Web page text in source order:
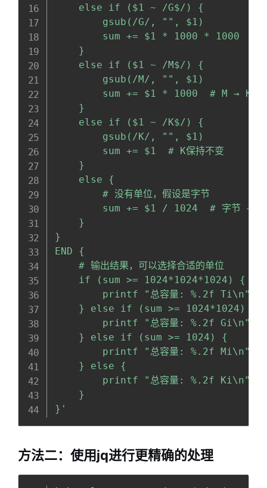
    else if ($1 ~ /G$/) {
        gsub(/G/, "", $1)
sum += $1 * 1000 * 1000  #
    }
    else if ($1 ~ /M$/) {
        gsub(/M/, "", $1)
sum += $1 * 1000  # M → K (
    }
    else if ($1 ~ /K$/) {
        gsub(/K/, "", $1)
        sum += $1  # K保持不变
    }
    else {
        # 没有单位，假设是字节
sum += $1 / 1024  # 字节 →
    }
}
END {
    # 输出结果，可以选择合适的单位
    if (sum >= 1024*1024*1024) {
printf "总容量: %.2f Ti\n",
    } else if (sum >= 1024*1024) {
printf "总容量: %.2f Gi\n",
    } else if (sum >= 1024) {
printf "总容量: %.2f Mi\n",
    } else {
printf "总容量: %.2f Ki\n",
    }
}'
方法二：使用jq进行更精确的处理